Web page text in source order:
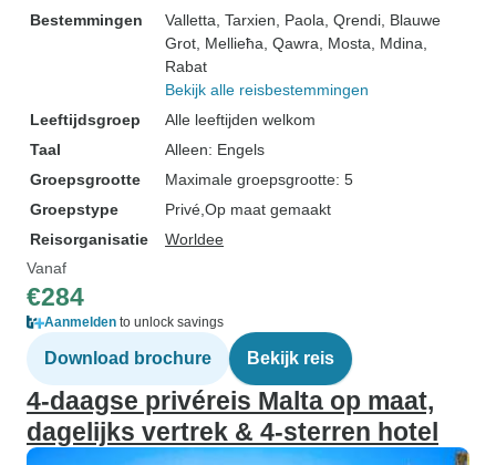
Bestemmingen
Valletta , Tarxien , Paola , Qrendi , Blauwe
Grot , Mellieħa , Qawra , Mosta , Mdina
Rabat
Bekijk alle reisbestemmingen
Leeftijdsgroep
Alle leeftijden welkom
Taal
Alleen: Engels
Groepsgrootte
Maximale groepsgrootte: 5
Groepstype
Privé Op maat gemaakt
Reisorganisatie
Worldee
Vanaf
€284
Aanmelden to unlock savings
Download brochure Bekijk reis
4-daagse privéreis Malta op maat,
dagelijks vertrek & 4-sterren hotel